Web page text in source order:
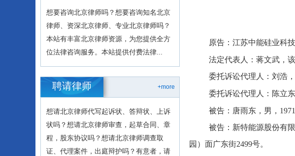
想要咨询北京律师吗？想要咨询知名北京
律师、资深北京律师、专业北京律师吗？
本站有丰富北京律师资源，为您提供全方
位法律咨询服务。本站提供付费法律...
+more
聘请律师
想请北京律师代写起诉状、答辩状、上诉
状吗？想请北京律师审查，起草合同、章
程，股东协议吗？想请北京律师调查取
证、代理案件，出庭辩护吗？有意者，请
原告：江苏中能硅业科
法定代表人：蒋文武，
委托诉讼代理人：刘浩
委托诉讼代理人：陈立
被告：唐雨东，男，
被告：新特能源股份有
园）面广东街2499号。